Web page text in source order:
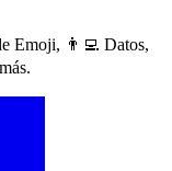
Emoji, 👨‍💻 Datos,